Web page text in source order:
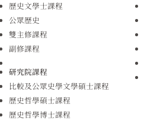
歷史文學士課程
公眾歷史
雙主修課程
副修課程
研究院課程
比較及公眾史學文學碩士課程
歷史哲學碩士課程
歷史哲學博士課程